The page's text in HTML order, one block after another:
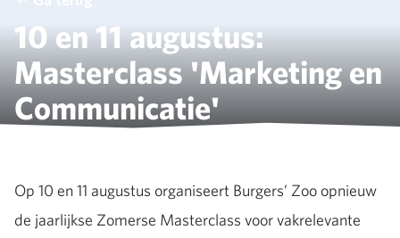
10 en 11 augustus:
Masterclass 'Marketing en
Communicatie'
Op 10 en 11 augustus organiseert Burgers’ Zoo opnieuw
de jaarlijkse Zomerse Masterclass voor vakrelevante